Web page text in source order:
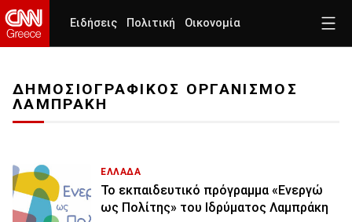
Ειδήσεις Πολιτική Οικονομία
ΔΗΜΟΣΙΟΓΡΑΦΙΚΟΣ ΟΡΓΑΝΙΣΜΟΣ
ΛΑΜΠΡΑΚΗ
ΕΛΛΑΔΑ
Το εκπαιδευτικό πρόγραμμα «Ενεργώ
ως Πολίτης» του Ιδρύματος Λαμπράκη